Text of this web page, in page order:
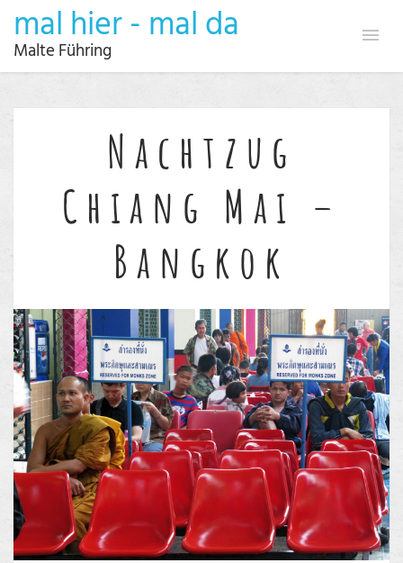
mal hier - mal da
Malte Führing
Nachtzug
Chiang Mai –
Bangkok